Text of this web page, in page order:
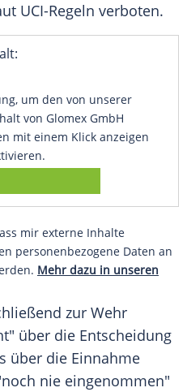
UCI-Regeln verboten.
um den von unserer
von Glomex GmbH
mit einem Klick anzeigen
mir externe Inhalte
personenbezogene Daten an
Mehr dazu in unseren
zur Wehr
über die Entscheidung
über die Einnahme
nie eingenommen"